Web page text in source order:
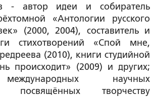
- автор идеи и собиратель
«Антологии русского
(2000, 2004), составитель и
стихотворений «Спой мне,
(2010), книги студийной
происходит» (2009) и других;
научных
посвящённых творчеству